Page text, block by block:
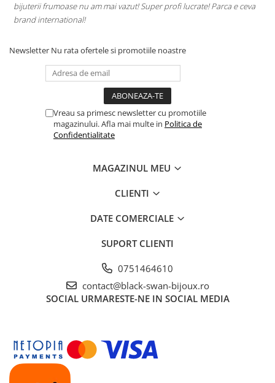
bijuterii frumoase nu am mai vazut! Super profi lucrate! Parca e ceva
brand international!
Newsletter Nu rata ofertele si promotiile noastre
Vreau sa primesc newsletter cu promotiile
magazinului. Afla mai multe in Politica de
Confidentialitate
MAGAZINUL MEU
CLIENTI
DATE COMERCIALE
SUPORT CLIENTI
0751464610
contact@black-swan-bijoux.ro
SOCIAL URMARESTE-NE IN SOCIAL MEDIA